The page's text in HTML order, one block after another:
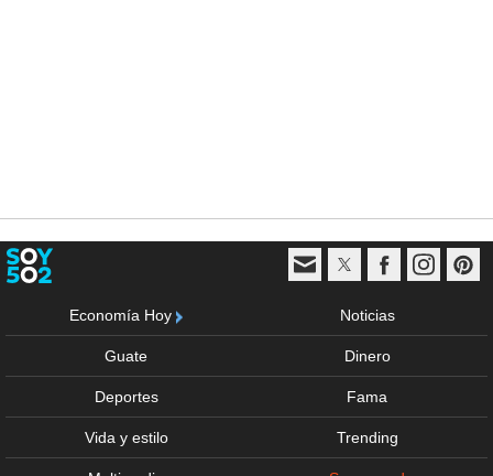
Economía Hoy Noticias
Guate Dinero
Deportes Fama
Vida y estilo Trending